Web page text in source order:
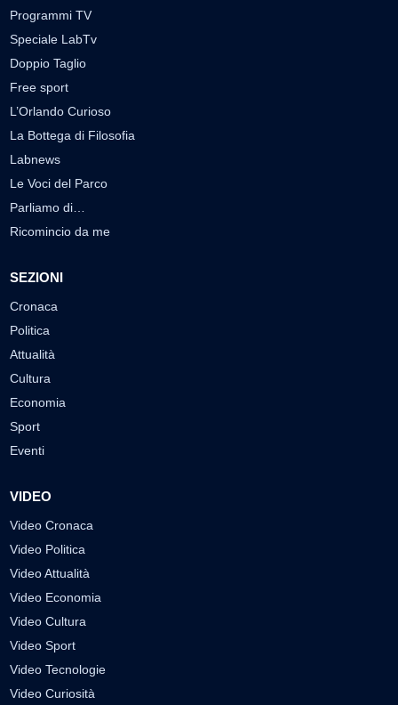
Programmi TV
Speciale LabTv
Doppio Taglio
Free sport
L’Orlando Curioso
La Bottega di Filosofia
Labnews
Le Voci del Parco
Parliamo di…
Ricomincio da me
SEZIONI
Cronaca
Politica
Attualità
Cultura
Economia
Sport
Eventi
VIDEO
Video Cronaca
Video Politica
Video Attualità
Video Economia
Video Cultura
Video Sport
Video Tecnologie
Video Curiosità